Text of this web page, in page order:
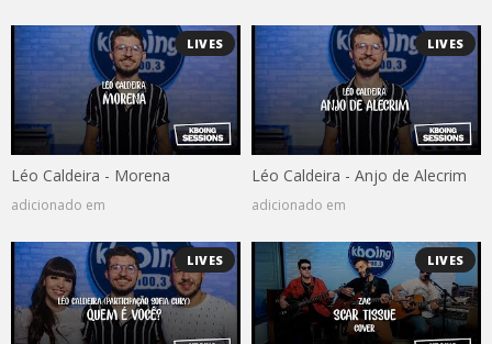
LIVES
Léo Caldeira - Morena
adicionado em
LIVES
Léo Caldeira - Anjo de Alecrim
adicionado em
LIVES LIVES